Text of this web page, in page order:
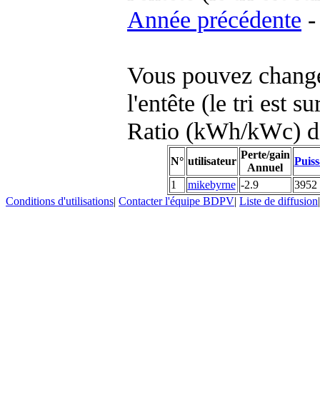
Année précédente
Vous pouvez
l'entête (le tri est
Ratio (kWh/kWc)
N° utilisateur
Perte/gain
Annuel
1
mikebyrne -2.9
3952
Conditions d'utilisations| Contacter l'équipe BDPV| Liste de diffusion